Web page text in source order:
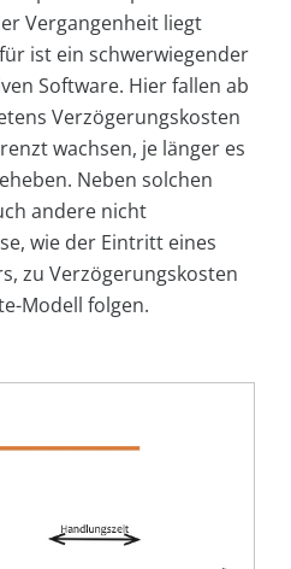
Vergangenheit liegt
ist ein schwerwiegender
Software. Hier fallen ab
Verzögerungskosten
wachsen, je länger es
Neben solchen
andere nicht
wie der Eintritt eines
zu Verzögerungskosten
Modell folgen.